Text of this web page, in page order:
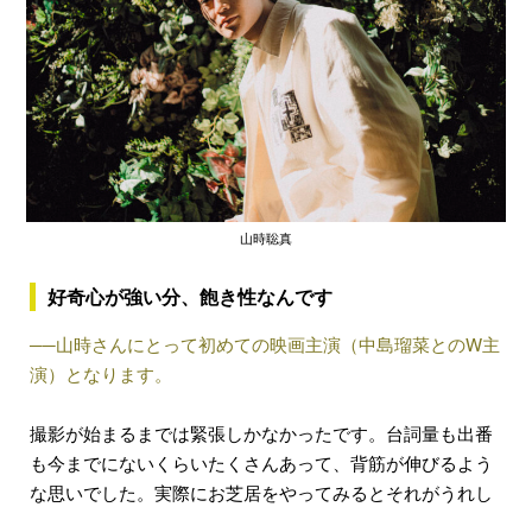
山時聡真
好奇心が強い分、飽き性なんです
──山時さんにとって初めての映画主演（中島瑠菜とのW主
演）となります。
撮影が始まるまでは緊張しかなかったです。台詞量も出番
も今までにないくらいたくさんあって、背筋が伸びるよう
な思いでした。実際にお芝居をやってみるとそれがうれし